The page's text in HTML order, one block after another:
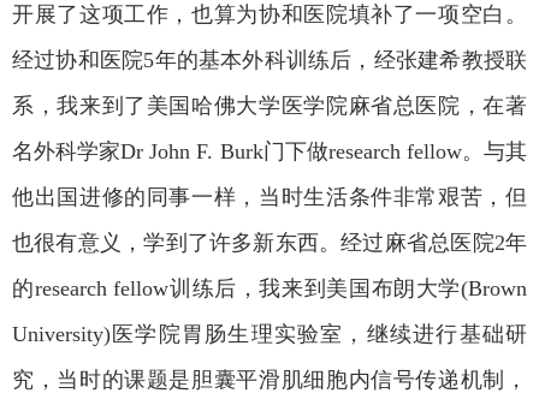
开展了这项工作，也算为协和医院填补了一项空白。
经过协和医院5年的基本外科训练后，经张建希教授联
系，我来到了美国哈佛大学医学院麻省总医院，在著
名外科学家Dr John F. Burk门下做research fellow。与其
他出国进修的同事一样，当时生活条件非常艰苦，但
也很有意义，学到了许多新东西。经过麻省总医院2年
的research fellow训练后，我来到美国布朗大学(Brown
University)医学院胃肠生理实验室，继续进行基础研
究，当时的课题是胆囊平滑肌细胞内信号传递机制，